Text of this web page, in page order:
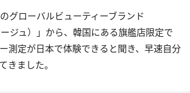
グローバルビューティーブランド
ージュ）」から、韓国にある旗艦店限定で
測定が日本で体験できると聞き、早速自分
きました。